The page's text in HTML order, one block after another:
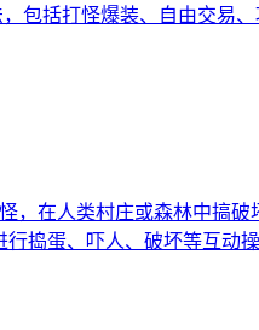
包括打怪爆装、自由交易
在人类村庄或森林中搞
捣蛋、吓人、破坏等互动